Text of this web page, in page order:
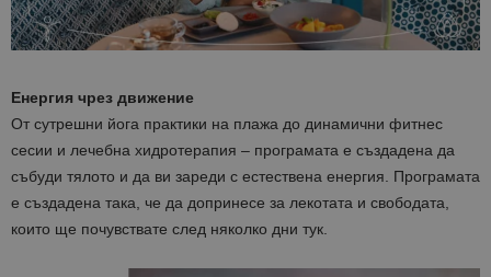
Енергия чрез движение
От сутрешни йога практики на плажа до динамични фитнес
сесии и лечебна хидротерапия – програмата е създадена да
събуди тялото и да ви зареди с естествена енергия. Програмата
е създадена така, че да допринесе за лекотата и свободата,
които ще почувствате след няколко дни тук.